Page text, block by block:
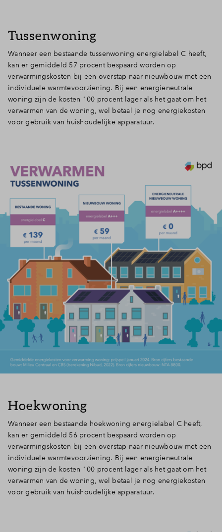
Tussenwoning
Wanneer een bestaande tussenwoning energielabel C heeft,
kan er gemiddeld 57 procent bespaard worden op
verwarmingskosten bij een overstap naar nieuwbouw met een
individuele warmtevoorziening. Bij een energieneutrale
woning zijn de kosten 100 procent lager als het gaat om het
verwarmen van de woning, wel betaal je nog energiekosten
voor gebruik van huishoudelijke apparatuur.
Hoekwoning
Wanneer een bestaande hoekwoning energielabel C heeft,
kan er gemiddeld 56 procent bespaard worden op
verwarmingskosten bij een overstap naar nieuwbouw met een
individuele warmtevoorziening. Bij een energieneutrale
woning zijn de kosten 100 procent lager als het gaat om het
verwarmen van de woning, wel betaal je nog energiekosten
voor gebruik van huishoudelijke apparatuur.